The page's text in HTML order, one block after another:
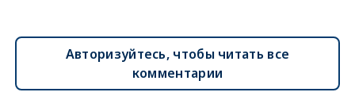
Авторизуйтесь, чтобы читать все
комментарии